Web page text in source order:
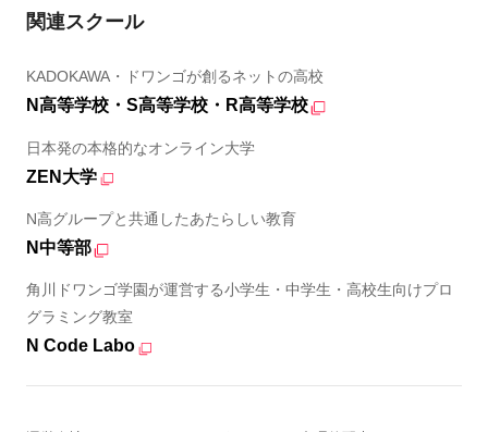
関連スクール
KADOKAWA・ドワンゴが創るネットの高校
N高等学校・S高等学校・R高等学校
日本発の本格的なオンライン大学
ZEN大学
N高グループと共通したあたらしい教育
N中等部
角川ドワンゴ学園が運営する小学生・中学生・高校生向けプロ
グラミング教室
N Code Labo